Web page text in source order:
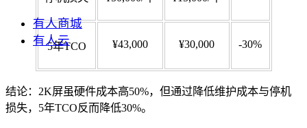
有人商城
有人云
5年TCO ¥43,000 ¥30,000 -30%
结论：2K屏虽硬件成本高50%，但通过降低维护成本与停机
损失，5年TCO反而降低30%。